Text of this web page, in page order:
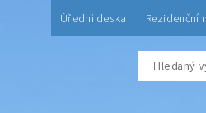
Úřední deska Rezidenční